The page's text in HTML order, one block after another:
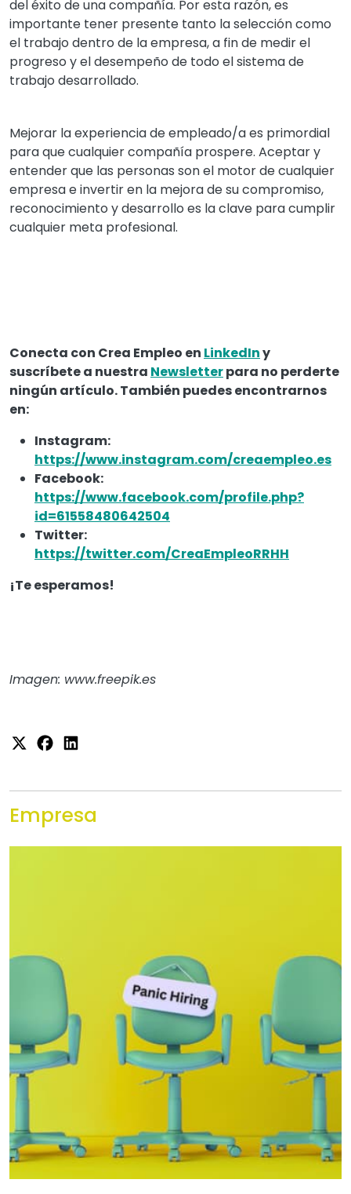
del éxito de una compañía. Por esta razón, es
importante tener presente tanto la selección como
el trabajo dentro de la empresa, a fin de medir el
progreso y el desempeño de todo el sistema de
trabajo desarrollado.
Mejorar la experiencia de empleado/a es primordial
para que cualquier compañía prospere. Aceptar y
entender que las personas son el motor de cualquier
empresa e invertir en la mejora de su compromiso,
reconocimiento y desarrollo es la clave para cumplir
cualquier meta profesional.
Conecta con Crea Empleo en LinkedIny
suscríbete a nuestra Newsletterpara no perderte
ningún artículo. También puedes encontrarnos
en:
Instagram:
https://www.instagram.com/creaempleo.es
Facebook:
https://www.facebook.com/profile.php?
id=61558480642504
Twitter:
https://twitter.com/CreaEmpleoRRHH
¡Te esperamos!
Imagen: www.freepik.es
Empresa